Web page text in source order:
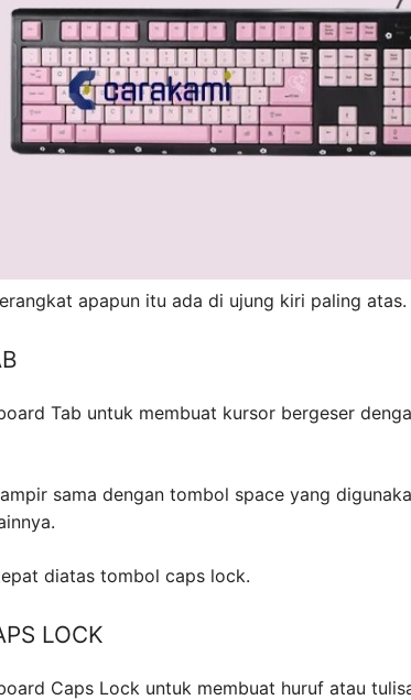
apapun itu ada di ujung kiri paling atas.
Tab untuk membuat kursor bergeser
sama dengan tombol space yang
diatas tombol caps lock.
LOCK
Caps Lock untuk membuat huruf atau